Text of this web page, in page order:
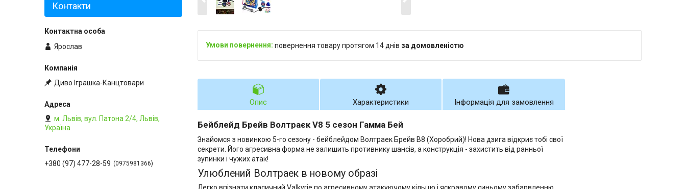
повернення товару протягом 14 днів за домовленістю
Опис Характеристики Інформація для замовлення
Бейблейд Брейв Волтраєк V8 5 сезон Гамма Бей
Знайомся з новинкою 5-го сезону - бейблейдом Волтраек Брейв В8 (Хоробрий)! Нова дзига відкриє тобі свої
секрети. Його агресивна форма не залишить противнику шансів, а конструкція - захистить від ранньої
зупинки і чужих атак!
Улюблений Волтраек в новому образі
Легко впізнати класичний Valkyrie по агресивному атакуючому кільцю і яскравому синьому забарвленню.
Контакти
Ярослав
Диво Іграшка-Канцтовари
м. Львів, вул. Патона 2/4, Львів,
Україна
+380 (97) 477-28-59 0975981366